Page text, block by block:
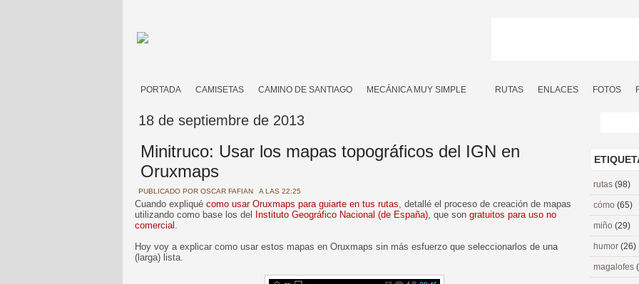
PORTADA CAMISETAS CAMINO DE SANTIAGO MECÁNICA MUY SIMPLE RUTAS ENLACES FOTOS
18 de septiembre de 2013
Minitruco: Usar los mapas topográficos del IGN en
Oruxmaps
PUBLICADO POR OSCAR FAFIAN A LAS 22:25
Cuando expliqué como usar Oruxmaps para guiarte en tus rutas, detallé el proceso de creación de mapas
utilizando como base los del
Instituto Geográfico Nacional (de España), que son gratuitos para uso no
comercial .
Hoy voy a explicar como usar estos mapas en Oruxmaps sin más esfuerzo que seleccionarlos de una
(larga) lista.
rutas (98)
cómo (65)
miño (29)
humor (26)
magalofes